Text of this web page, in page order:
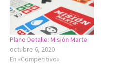
Plano Detalle: Misión Marte
octubre 6, 2020
En «Competitivo»